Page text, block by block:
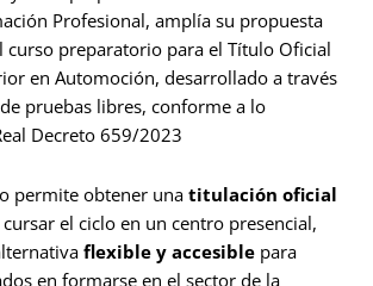
Profesional, amplía su propuesta
curso preparatorio para el Título Oficial
en Automoción, desarrollado a través
pruebas libres, conforme a lo
Decreto 659/2023
permite obtener una titulación oficial
el ciclo en un centro presencial,
flexible y accesible para
en formarse en el sector de la